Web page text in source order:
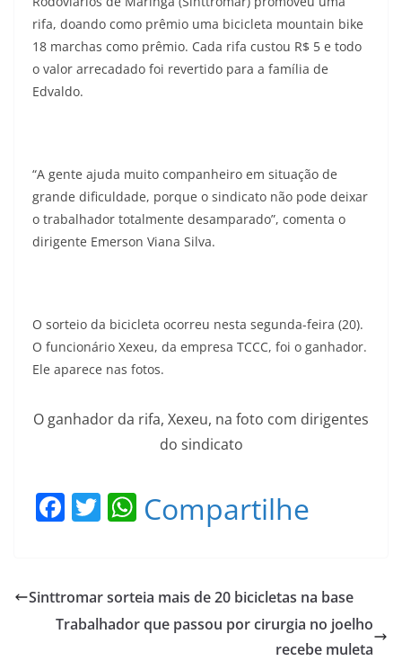
rifa, doando como prêmio uma bicicleta mountain bike
18 marchas como prêmio. Cada rifa custou R$ 5 e todo
o valor arrecadado foi revertido para a família de
Edvaldo.
“A gente ajuda muito companheiro em situação de
grande dificuldade, porque o sindicato não pode deixar
o trabalhador totalmente desamparado”, comenta o
dirigente Emerson Viana Silva.
O sorteio da bicicleta ocorreu nesta segunda-feira (20).
O funcionário Xexeu, da empresa TCCC, foi o ganhador.
Ele aparece nas fotos.
O ganhador da rifa, Xexeu, na foto com dirigentes
do sindicato
F
e
b
T
er
W
s
A
Compartilhe
Sinttromar sorteia mais de 20 bicicletas na base
Trabalhador que passou por cirurgia no joelho
recebe muleta